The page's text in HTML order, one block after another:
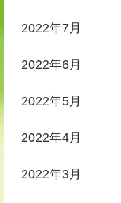
2022年7月
2022年6月
2022年5月
2022年4月
2022年3月